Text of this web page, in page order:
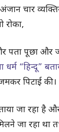
चार
रोका,
पता पूछा और
धर्म “हिन्दू”
पिटाई की।
जा रहा है
जा रहा था